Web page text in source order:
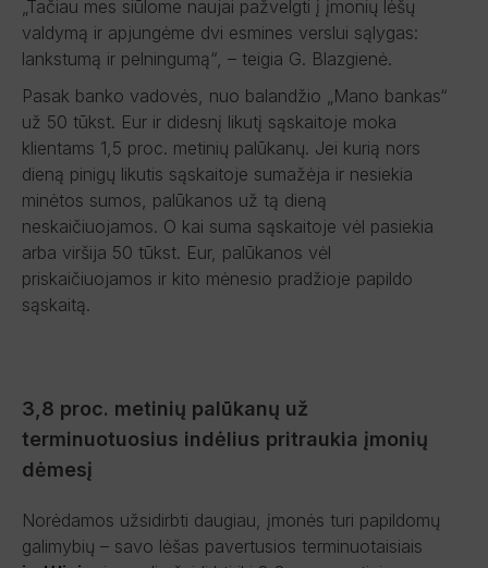
„Tačiau mes siūlome naujai pažvelgti į įmonių lėšų
valdymą ir apjungėme dvi esmines verslui sąlygas:
lankstumą ir pelningumą“, – teigia G. Blazgienė.
Pasak banko vadovės, nuo balandžio „Mano bankas“
už 50 tūkst. Eur ir didesnį likutį sąskaitoje moka
klientams 1,5 proc. metinių palūkanų. Jei kurią nors
dieną pinigų likutis sąskaitoje sumažėja ir nesiekia
minėtos sumos, palūkanos už tą dieną
neskaičiuojamos. O kai suma sąskaitoje vėl pasiekia
arba viršija 50 tūkst. Eur, palūkanos vėl
priskaičiuojamos ir kito mėnesio pradžioje papildo
sąskaitą.
3,8 proc. metinių palūkanų už
terminuotuosius indėlius pritraukia įmonių
dėmesį
Norėdamos užsidirbti daugiau, įmonės turi papildomų
galimybių – savo lėšas pavertusios terminuotaisiais